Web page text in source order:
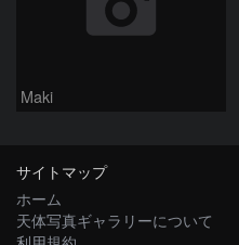
Maki
サイトマップ
ホーム
天体写真ギャラリーについて